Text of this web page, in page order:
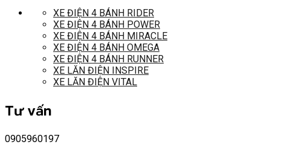
XE ĐIỆN 4 BÁNH RIDER
XE ĐIỆN 4 BÁNH POWER
XE ĐIỆN 4 BÁNH MIRACLE
XE ĐIỆN 4 BÁNH OMEGA
XE ĐIỆN 4 BÁNH RUNNER
XE LĂN ĐIỆN INSPIRE
XE LĂN ĐIỆN VITAL
Tư vấn
0905960197